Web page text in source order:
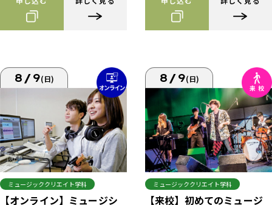
8/9(日)
ミュージッククリエイト学科
【オンライン】ミュージシ
8/9(日)
ミュージッククリエイト学科
【来校】初めてのミュージ